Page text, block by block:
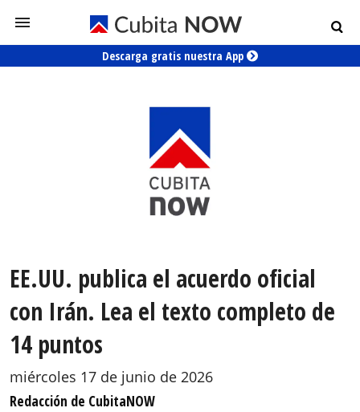
Descarga gratis nuestra App
EE.UU. publica el acuerdo oficial
con Irán. Lea el texto completo de
14 puntos
miércoles 17 de junio de 2026
Redacción de CubitaNOW